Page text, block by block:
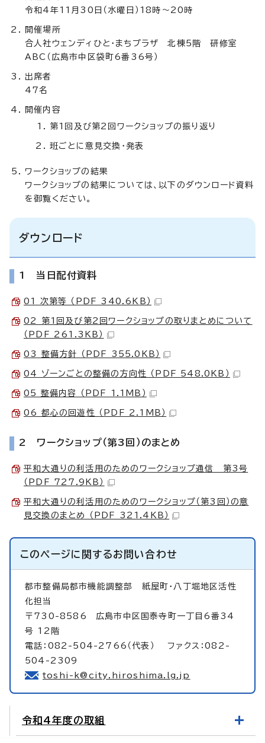
令和4年11月30日（水曜日）18時～20時
開催場所
合人社ウェンディひと・まちプラザ 北棟5階 研修室
ABC（広島市中区袋町6番36号）
出席者
47名
開催内容
第1回及び第2回ワークショップの振り返り
班ごとに意見交換・発表
ワークショップの結果
ワークショップの結果については、以下のダウンロード資料
を御覧ください。
ダウンロード
1 当日配付資料
01 次第等 （PDF 340.6KB）
02 第1回及び第2回ワークショップの取りまとめについて
（PDF 261.3KB）
03 整備方針 （PDF 355.0KB）
04 ゾーンごとの整備の方向性 （PDF 548.0KB）
05 整備内容 （PDF 1.1MB）
06 都心の回遊性 （PDF 2.1MB）
2 ワークショップ（第3回）のまとめ
平和大通りの利活用のためのワークショップ通信 第3号
（PDF 727.9KB）
平和大通りの利活用のためのワークショップ（第3回）の意
見交換のまとめ （PDF 321.4KB）
このページに関するお問い合わせ
都市整備局都市機能調整部 紙屋町・八丁堀地区活性
化担当
〒730-8586 広島市中区国泰寺町一丁目6番34
号 12階
電話：082-504-2766（代表） ファクス：082-
504-2309
toshi-k@city.hiroshima.lg.jp
令和4年度の取組